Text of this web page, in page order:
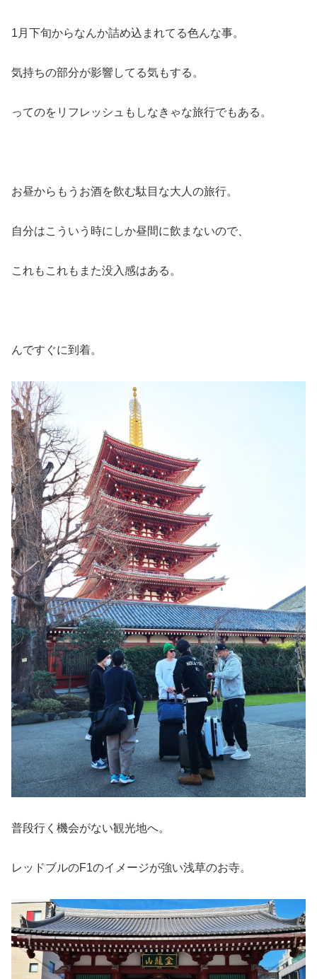
1月下旬からなんか詰め込まれてる色んな事。
気持ちの部分が影響してる気もする。
ってのをリフレッシュもしなきゃな旅行でもある。
お昼からもうお酒を飲む駄目な大人の旅行。
自分はこういう時にしか昼間に飲まないので、
これもこれもまた没入感はある。
んですぐに到着。
普段行く機会がない観光地へ。
レッドブルのF1のイメージが強い浅草のお寺。